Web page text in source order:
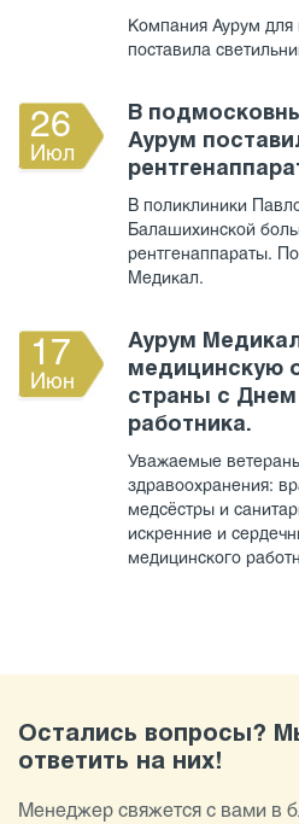
Компания Аурум
поставила
26
Июл
В
Аурум
В поликлиники
Балашихинской
рентгенаппараты.
Медикал.
17
Июн
Аурум
медицинскую
страны с
работника.
Уважаемые
здравоохранения:
медсёстры и
искренние и
медицинского
Остались вопросы?
ответить на них!
Менеджер свяжется с вами в